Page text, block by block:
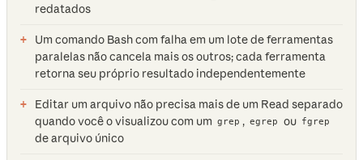
redatados
Um comando Bash com falha em um lote de ferramentas
paralelas não cancela mais os outros; cada ferramenta
retorna seu próprio resultado independentemente
Editar um arquivo não precisa mais de um Read separado
quando você o visualizou com um grep , egrep ou fgrep
de arquivo único